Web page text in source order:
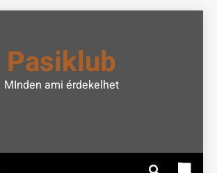
Pasiklub
MInden ami érdekelhet